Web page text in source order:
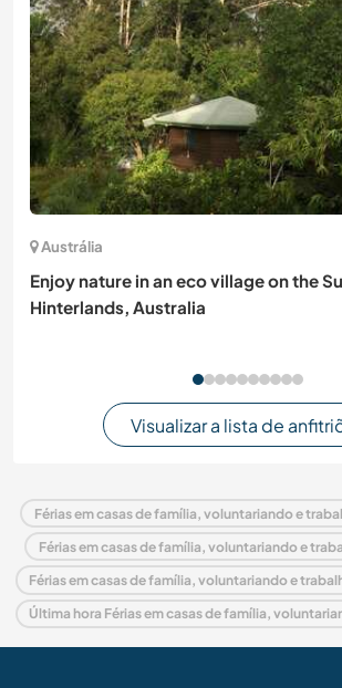
Austrália
Enjoy nature in an eco village on the
Hinterlands, Australia
Visualizar a lista de
Férias em casas de família, voluntariando e
Férias em casas de família, voluntariando e